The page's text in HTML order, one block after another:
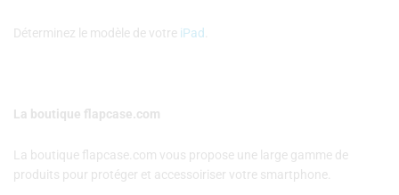
Déterminez le modèle de votre iPad
La boutique flapcase.com
La boutique flapcase.com vous propose une large gamme de
produits pour protéger et accessoiriser votre smartphone.